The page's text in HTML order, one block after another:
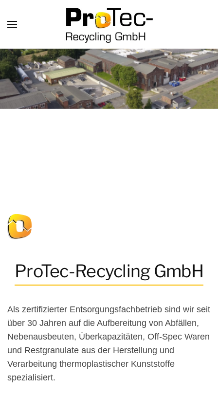
Skip to main content
ProTec-Recycling GmbH
Als zertifizierter Entsorgungsfachbetrieb sind wir seit
über 30 Jahren auf die Aufbereitung von Abfällen,
Nebenausbeuten, Über­kapazitäten, Off-Spec Waren
und Restgranulate aus der Herstellung und
Verarbeitung thermoplastischer Kunststoffe
spezialisiert.